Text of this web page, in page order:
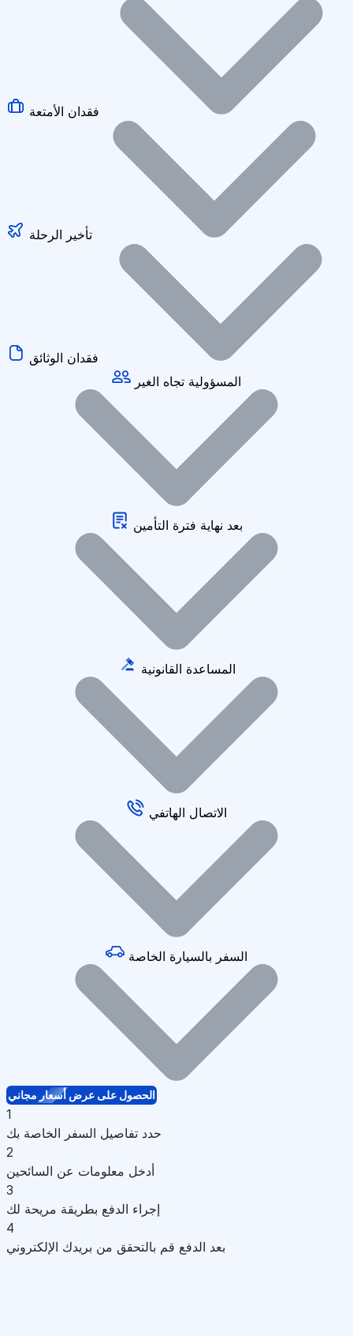
المسؤولية تجاه الغير
بعد نهاية فترة التأمين
المساعدة القانونية
الاتصال الهاتفي
السفر بالسيارة الخاصة
الحصول على عرض أسعار مجاني
1
حدد تفاصيل السفر الخاصة بك
2
أدخل معلومات عن السائحين
3
إجراء الدفع بطريقة مريحة لك
4
بعد الدفع قم بالتحقق من بريدك الإلكتروني